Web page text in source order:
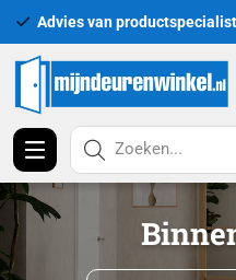
Uitgebreid assortiment uit
Zoeken...